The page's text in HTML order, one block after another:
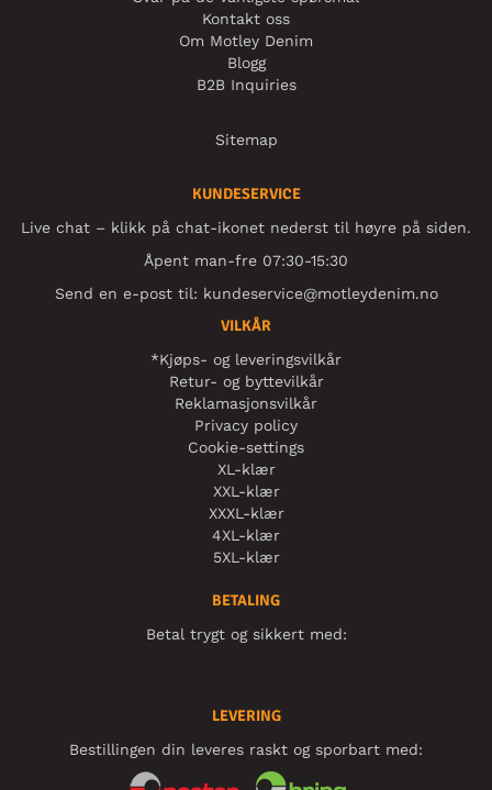
Kontakt oss
Om Motley Denim
Blogg
B2B Inquiries
Sitemap
KUNDESERVICE
Live chat – klikk på chat-ikonet nederst til høyre på siden.
Åpent man-fre 07:30-15:30
Send en e-post til: kundeservice@motleydenim.no
VILKÅR
*Kjøps- og leveringsvilkår
Retur- og byttevilkår
Reklamasjonsvilkår
Privacy policy
Cookie-settings
XL-klær
XXL-klær
XXXL-klær
4XL-klær
5XL-klær
BETALING
Betal trygt og sikkert med:
LEVERING
Bestillingen din leveres raskt og sporbart med: